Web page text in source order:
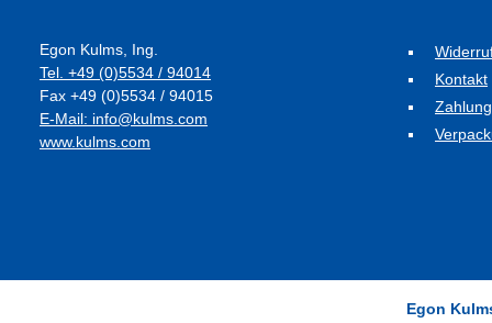
Egon Kulms, Ing.
Tel. +49 (0)5534 / 94014
Fax +49 (0)5534 / 94015
E-Mail: info@kulms.com
www.kulms.com
Kontakt
Egon